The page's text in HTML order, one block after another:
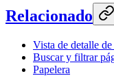
Relacionado
Vista de detalle de
Buscar y filtrar
Papelera